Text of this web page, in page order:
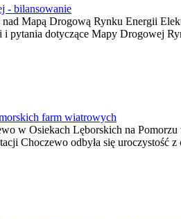
- bilansowanie
nad Mapą Drogową Rynku Energii
pytania dotyczące Mapy Drogowej
farm wiatrowych
w Osiekach Lęborskich na
Choczewo odbyła się